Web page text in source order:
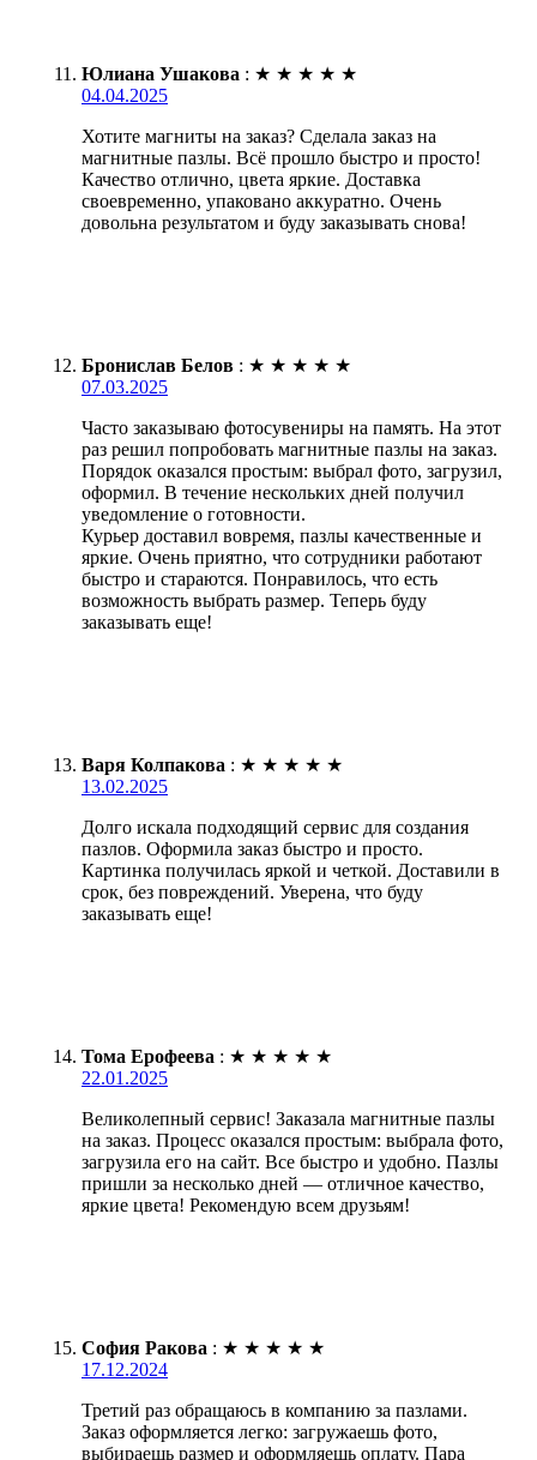
Юлиана Ушакова : ★ ★ ★ ★ ★
04.04.2025
Хотите магниты на заказ? Сделала заказ на
магнитные пазлы. Всё прошло быстро и просто!
Качество отлично, цвета яркие. Доставка
своевременно, упаковано аккуратно. Очень
довольна результатом и буду заказывать снова!
Бронислав Белов : ★ ★ ★ ★ ★
07.03.2025
Часто заказываю фотосувениры на память. На этот
раз решил попробовать магнитные пазлы на заказ.
Порядок оказался простым: выбрал фото, загрузил,
оформил. В течение нескольких дней получил
уведомление о готовности.
Курьер доставил вовремя, пазлы качественные и
яркие. Очень приятно, что сотрудники работают
быстро и стараются. Понравилось, что есть
возможность выбрать размер. Теперь буду
заказывать еще!
Варя Колпакова : ★ ★ ★ ★ ★
13.02.2025
Долго искала подходящий сервис для создания
пазлов. Оформила заказ быстро и просто.
Картинка получилась яркой и четкой. Доставили в
срок, без повреждений. Уверена, что буду
заказывать еще!
Тома Ерофеева : ★ ★ ★ ★ ★
22.01.2025
Великолепный сервис! Заказала магнитные пазлы
на заказ. Процесс оказался простым: выбрала фото,
загрузила его на сайт. Все быстро и удобно. Пазлы
пришли за несколько дней — отличное качество,
яркие цвета! Рекомендую всем друзьям!
София Ракова : ★ ★ ★ ★ ★
17.12.2024
Третий раз обращаюсь в компанию за пазлами.
Заказ оформляется легко: загружаешь фото,
выбираешь размер и оформляешь оплату. Пара